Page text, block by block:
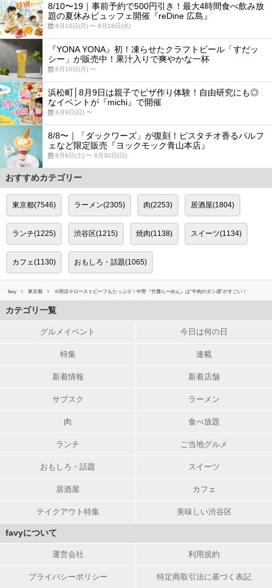
8/10〜19｜事前予約で500円引き！最大4時間食べ飲み放
題の夏休みビュッフェ開催『reDine 広島』
8月10日(月) 〜 8月19日(水)
『YONA YONA』初！凍らせたクラフトビール「すだッ
シー」が販売中！果汁入りで爽やかな一杯
8月10日(月) 〜
浜松町│8月9日は親子でピザ作り体験！自由研究にも◎
なイベントが『michi』で開催
8月9日(日) 〜
8/8〜｜「ダックワーズ」が復刻！ピスタチオ香るパルフ
ェなど限定販売『ヨックモック青山本店』
8月8日(土) 〜 8月30日(日)
おすすめカテゴリー
東京都(7546) ラーメン(2305) 肉(2253) 居酒屋(1804)
ランチ(1225) 渋谷区(1215) 焼肉(1138) スイーツ(1134)
カフェ(1130) おもしろ・話題(1065)
favy 東京都 ※閉店※ローストビーフもたっぷり！中野『竹麓らーめん』は“牛肉のダシ感”がすごい！
カテゴリ一覧
グルメイベント 今日は何の日
特集 連載
新着情報 新着店舗
サブスク ラーメン
肉 食べ放題
ランチ ご当地グルメ
おもしろ・話題 スイーツ
居酒屋 カフェ
テイクアウト特集 美味しい渋谷区
favyについて
運営会社 利用規約
プライバシーポリシー 特定商取引法に基づく表記